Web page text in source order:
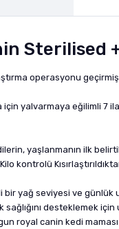
Sterilised
operasyonu
yalvarmaya eğilimli 7 ila
yaşlanmanın ilk
kontrolü
yağ seviyesi ve günlük
desteklemek için
royal canin kedi